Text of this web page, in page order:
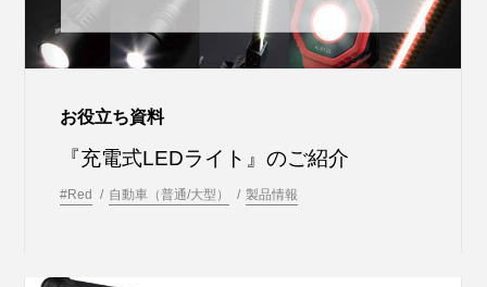
お役立ち資料
『充電式LEDライト』のご紹介
#Red 自動車（普通/大型） 製品情報